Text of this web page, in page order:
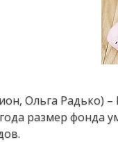
Ольга Радько)
размер